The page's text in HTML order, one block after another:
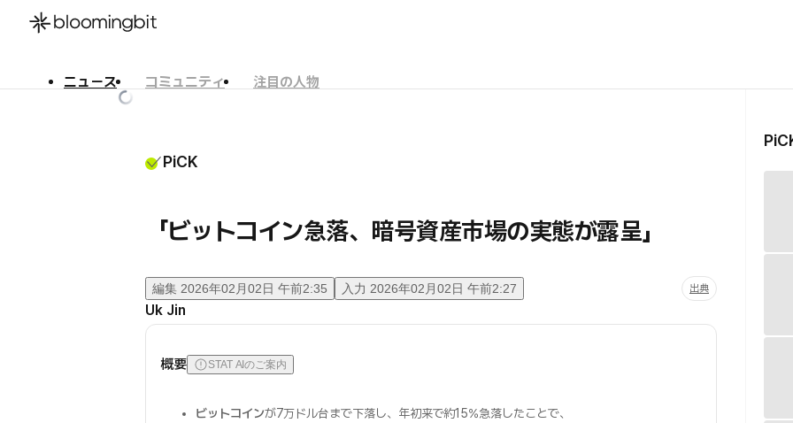
ニュース コミュニティ
注目の人物
PiCK
「ビットコイン急落、暗号資産市場の実態が露呈」
編集 2026年02月02日 午前2:35 入力 2026年02月02日 午前2:27 出典
Uk Jin
概要 STAT AIのご案内
ビットコインが7万ドル台まで下落し、年初来で約15%急落したことで、